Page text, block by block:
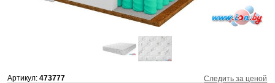
Артикул:473777 Следить за ценой